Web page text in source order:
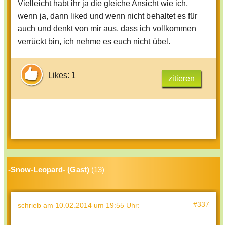
Vielleicht habt ihr ja die gleiche Ansicht wie ich,
wenn ja, dann liked und wenn nicht behaltet es für
auch und denkt von mir aus, dass ich vollkommen
verrückt bin, ich nehme es euch nicht übel.
Likes: 1 zitieren
-Snow-Leopard- (Gast) (13)
schrieb am 10.02.2014 um 19:55 Uhr: #337